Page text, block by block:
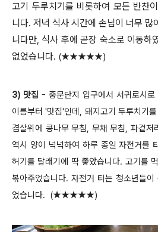
고기 두루치기를 비롯하여 모든 반찬
니다. 저녁 식사 시간에 손님이 너무 많
니다만, 식사 후에 곧장 숙소로 이동하
없었습니다. (★★★★★)
3) 맛집 - 중문단지 입구에서 서귀로시
이름부터 '맛집'인데, 돼지고기 두루치기
겹살위에 콩나무 무침, 무채 무침, 파겉저
역시 양이 넉넉하여 하루 종일 자전거를
허기를 달래기에 딱 좋았습니다. 고기를
볶아주었습니다. 자전거 타는 청소년들
었습니다. (★★★★★)